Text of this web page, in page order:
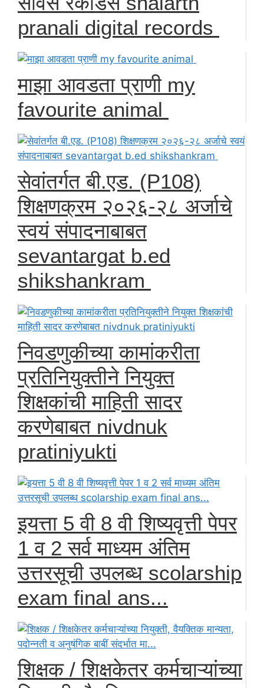
pranali digital records
माझा आवडता प्राणी my
favourite animal
सेवांतर्गत बी.एड. (P108)
शिक्षणक्रम २०२६-२८ अर्जाचे
स्वयं संपादनाबाबत
sevantargat b.ed
shikshankram
निवडणुकीच्या कामांकरीता
प्रतिनियुक्तीने नियुक्त
शिक्षकांची माहिती सादर
करणेबाबत nivdnuk
pratiniyukti
इयत्ता 5 वी 8 वी शिष्यवृत्ती पेपर
1 व 2 सर्व माध्यम अंतिम
उत्तरसूची उपलब्ध scolarship
exam final ans...
शिक्षक / शिक्षकेतर कर्मचाऱ्यांच्या